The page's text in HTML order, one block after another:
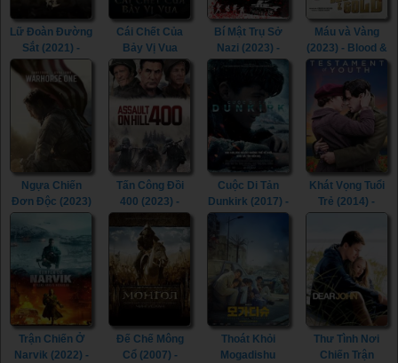
Lữ Đoàn Đường
Sắt (2021) -
Railway Heroes
(2021)
Cái Chết Của
Bảy Vị Vua
(2023) - The
Last Kingdom:
Seven Kings
Must Die (2023)
Bí Mật Trụ Sở
Nazi (2023) -
Condor's Nest
Máu và Vàng
(2023) - Blood &
Gold (2023)
Ngựa Chiến
Đơn Độc (2023)
(2023)
Tấn Công Đồi
400 (2023) -
400 (2023)
Cuộc Di Tản
Dunkirk (2017) -
Dunkirk (2017)
Khát Vọng Tuổi
Trẻ (2014) -
Youth (2014)
Trận Chiến Ở
Narvik (2022) -
Đế Chế Mông
Cổ (2007) -
Thoát Khỏi
Mogadishu
Thư Tình Nơi
Chiến Trận